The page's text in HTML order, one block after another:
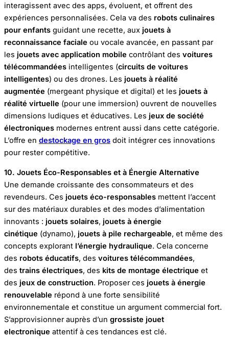
interagissent avec des apps, évoluent, et offrent des
expériences personnalisées. Cela va des robots culinaires
pour enfants guidant une recette, aux jouets à
reconnaissance faciale ou vocale avancée, en passant par
les jouets avec application mobile contrôlant des voitures
télécommandées intelligentes (circuits de voitures
intelligentes) ou des drones. Les jouets à réalité
augmentée (mergeant physique et digital) et les jouets à
réalité virtuelle (pour une immersion) ouvrent de nouvelles
dimensions ludiques et éducatives. Les jeux de société
électroniques modernes entrent aussi dans cette catégorie.
L’offre en destockage en gros doit intégrer ces innovations
pour rester compétitive.
10. Jouets Éco-Responsables et à Énergie Alternative
Une demande croissante des consommateurs et des
revendeurs. Ces jouets éco-responsables mettent l’accent
sur des matériaux durables et des modes d’alimentation
innovants : jouets solaires, jouets à énergie
cinétique (dynamo), jouets à pile rechargeable, et même des
concepts explorant l’énergie hydraulique. Cela concerne
des robots éducatifs, des voitures télécommandées,
des trains électriques, des kits de montage électrique et
des jeux de construction. Proposer ces jouets à énergie
renouvelable répond à une forte sensibilité
environnementale et constitue un argument commercial fort.
S’approvisionner auprès d’un grossiste jouet
electronique attentif à ces tendances est clé.